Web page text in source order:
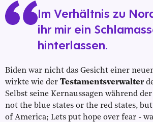
Im Verhältnis zu
ihr mir ein
hinterlassen.
Biden war nicht das Gesicht einer
wirkte wie der Testamentsverwalter
Selbst seine Kernaussagen während
not the blue states or the red states,
of America; Lets put hope over fear -